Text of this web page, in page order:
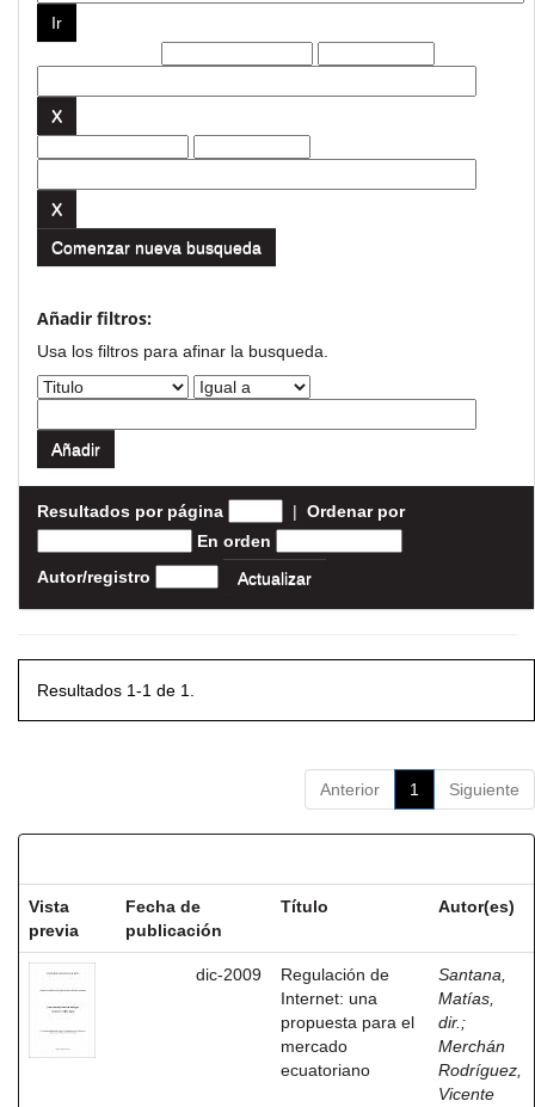
Comenzar nueva busqueda
Añadir filtros:
Usa los filtros para afinar la busqueda.
Resultados por página | Ordenar por
En orden
Autor/registro
Resultados 1-1 de 1.
Anterior 1 Siguiente
Vista
previa
Fecha de
publicación
Título Autor(es)
dic-2009
Regulación de
Internet: una
propuesta para el
mercado
ecuatoriano
Santana,
Matías,
dir. ;
Merchán
Rodríguez,
Vicente